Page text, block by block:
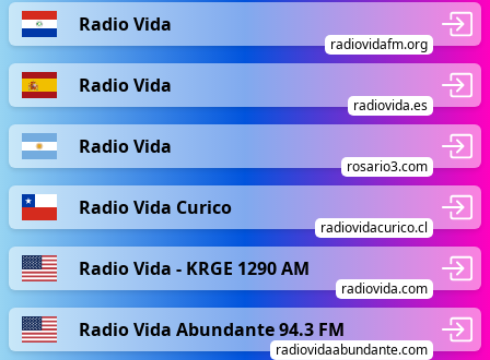
Radio Vida
radiovidafm.org
Radio Vida
radiovida.es
Radio Vida
rosario3.com
Radio Vida Curico
radiovidacurico.cl
Radio Vida - KRGE 1290 AM
radiovida.com
Radio Vida Abundante 94.3 FM
radiovidaabundante.com